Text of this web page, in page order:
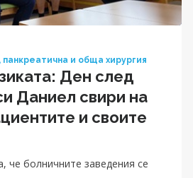
и обща хирургия
Ден след
Даниел свири на
и своите
че болничните заведения се